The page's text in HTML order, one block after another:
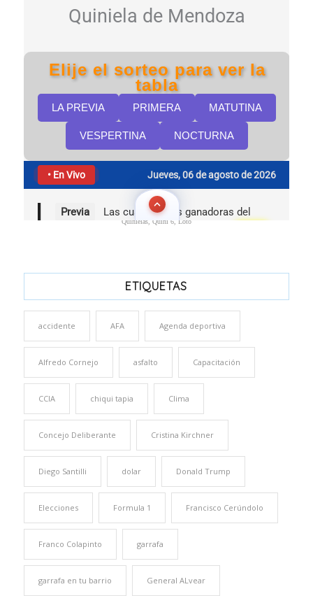
Quinielas, Quini 6, Loto
ETIQUETAS
accidente AFA Agenda deportiva
Alfredo Cornejo asfalto Capacitación
CCIA chiqui tapia Clima
Concejo Deliberante Cristina Kirchner
Diego Santilli dolar Donald Trump
Elecciones Formula 1 Francisco Cerúndolo
Franco Colapinto garrafa
garrafa en tu barrio General ALvear